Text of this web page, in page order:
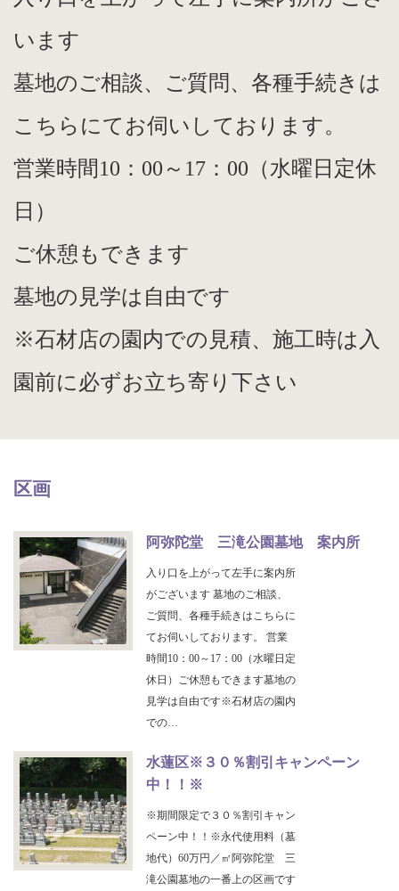
います
墓地のご相談、ご質問、各種手続きは
こちらにてお伺いしております。
営業時間10：00～17：00（水曜日定休
日）
ご休憩もできます
墓地の見学は自由です
※石材店の園内での見積、施工時は入
園前に必ずお立ち寄り下さい
区画
阿弥陀堂 三滝公園墓地 案内所
入り口を上がって左手に案内所
がございます 墓地のご相談、
ご質問、各種手続きはこちらに
てお伺いしております。 営業
時間10：00～17：00（水曜日定
休日）ご休憩もできます墓地の
見学は自由です※石材店の園内
での…
水蓮区※３０％割引キャンペーン
中！！※
※期間限定で３０％割引キャン
ペーン中！！※永代使用料（墓
地代）60万円／㎡阿弥陀堂 三
滝公園墓地の一番上の区画です